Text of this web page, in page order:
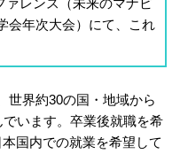
会年次大会）にて、これ
世界約30の国・地域から
います。卒業後就職を希
国内での就業を希望して